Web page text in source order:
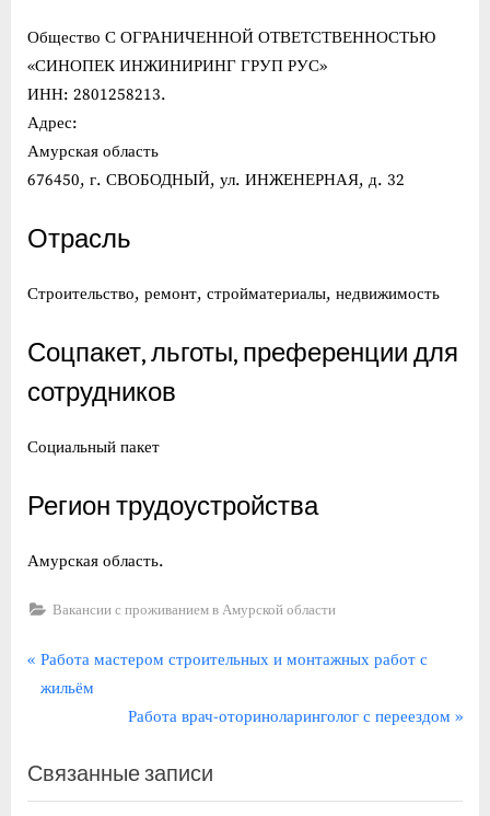
Общество С ОГРАНИЧЕННОЙ ОТВЕТСТВЕННОСТЬЮ
«СИНОПЕК ИНЖИНИРИНГ ГРУП РУС»
ИНН: 2801258213.
Адрес:
Амурская область
676450, г. СВОБОДНЫЙ, ул. ИНЖЕНЕРНАЯ, д. 32
Отрасль
Строительство, ремонт, стройматериалы, недвижимость
Соцпакет, льготы, преференции для
сотрудников
Социальный пакет
Регион трудоустройства
Амурская область.
Вакансии с проживанием в Амурской области
Навигация
по
П
р
ы
д
Работа мастером строительных и монтажных работ с
жильём
С
е
д
Работа врач-оториноларинголог с переездом
Связанные записи